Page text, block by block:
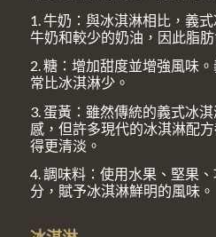
1. 牛奶：與冰淇淋相比，義
牛奶和較少的奶油，因此脂
2. 糖：增加甜度並增強風味
常比冰淇淋少。
3. 蛋黃：雖然傳統的義式冰
感，但許多現代的冰淇淋配
得更清淡。
4. 調味料：使用水果、堅果
分，賦予冰淇淋鮮明的風味。